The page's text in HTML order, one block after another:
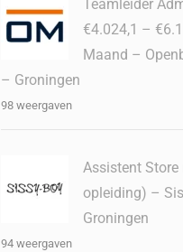
Teamleider
€4.024,1 –
Maand –
– Groningen
98 weergaven
Assistent Store
opleiding) –
Groningen
94 weergaven